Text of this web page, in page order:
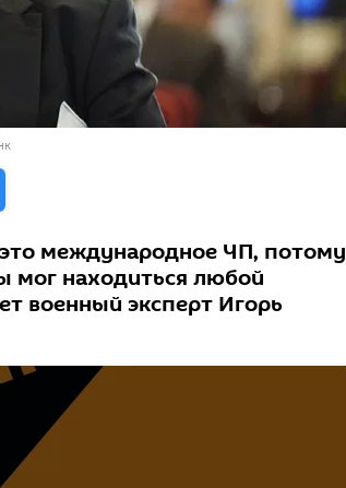
международное ЧП, потому
мог находиться любой
военный эксперт Игорь